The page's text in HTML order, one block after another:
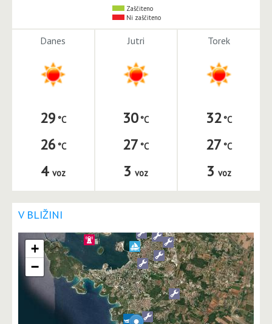
Zaščiteno
Ni zaščiteno
Danes
29
26
4 voz
Jutri
30
27
3 voz
Torek
32
27
3 voz
V BLIŽINI
+
−